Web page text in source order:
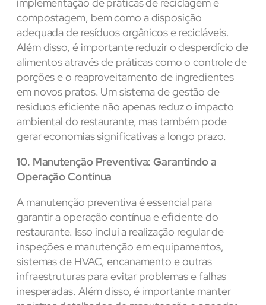
implementação de práticas de reciclagem e
compostagem, bem como a disposição
adequada de resíduos orgânicos e recicláveis.
Além disso, é importante reduzir o desperdício de
alimentos através de práticas como o controle de
porções e o reaproveitamento de ingredientes
em novos pratos. Um sistema de gestão de
resíduos eficiente não apenas reduz o impacto
ambiental do restaurante, mas também pode
gerar economias significativas a longo prazo.
10. Manutenção Preventiva: Garantindo a
Operação Contínua
A manutenção preventiva é essencial para
garantir a operação contínua e eficiente do
restaurante. Isso inclui a realização regular de
inspeções e manutenção em equipamentos,
sistemas de HVAC, encanamento e outras
infraestruturas para evitar problemas e falhas
inesperadas. Além disso, é importante manter